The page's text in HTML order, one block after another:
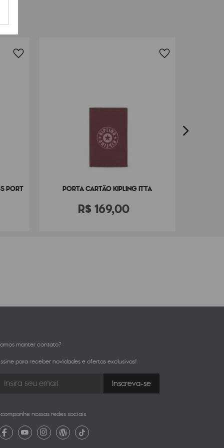
PORT PORTA CARTÃO KIPLING ITTA
R$169,00
manter contato?
para receber novidades e ofertas exclusivas!
nossas redes sociais